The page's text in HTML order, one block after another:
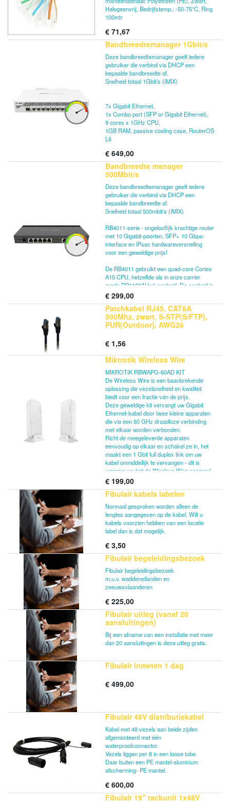
Ondersteuning CCTV-camera: AHD / TVI /
CVI / CVBS
RS485 PTZ-besturing
HDMI & AV invoer / uitvoer
Displaytoetsen met snelle toegangsfunctie
Verwijderbare lithiumbatterij 6300 mAh
USB WiFi / WLAN (optioneel)
Toepassingen: YouTube, RSS, Weer, WEB
TV
IN, BNC OUT, BNC IN, DC OUT, USB
Smart Card Reader
Software-update: USB en HTTP
Halogeenvrij, Bedrijfstemp.: -50-75°C, Ring
100mtr
€ 71,67
Bandbreedtemanager 1Gbit/s
Deze bandbreedtemanager geeft iedere
gebruiker die verbind via DHCP een
bepaalde bandbreedte af.
Snelheid totaal 1Gbit/s (IMIX)
7x Gigabit Ethernet,
1x Combo port (SFP or Gigabit Ethernet),
9 cores x 1GHz CPU,
1GB RAM, passive cooling case, RouterOS
L6
€ 649,00
Bandbreedte manager
500Mbit/s
Deze bandbreedtemanager geeft iedere
gebruiker die verbind via DHCP een
bepaalde bandbreedte af.
Snelheid totaal 500mbit/s (IMIX)
RB4011-serie - ongelooflijk krachtige router
met 10 Gigabit-poorten, SFP+ 10 Gbps-
interface en IPsec hardwareversnelling
voor een geweldige prijs!
De RB4011 gebruikt een quad-core Cortex
A15 CPU, hetzelfde als in onze carrier
grade RB1100AHx4-eenheid. De eenheid is
uitgerust met 1 GB RAM, kan PoE-uitvoer
leveren op poort #10 en wordt geleverd met
een compacte en professioneel ogende
solide metalen behuizing in matzwart.
twee rackmontageoren die het apparaat
bevestigen.
€ 299,00
Patchkabel RJ45, CAT6A
500Mhz, zwart, S-STP(S/FTP),
PUR(Outdoor), AWG26
€ 1,56
Miktrotik Wireless Wire
MIKROTIK RBWAPG-60AD KIT
De Wireless Wire is een baanbrekende
oplossing die vezelsnelheid en kwaliteit
biedt voor een fractie van de prijs.
Deze geweldige kit vervangt uw Gigabit
Ethernet-kabel door twee kleine apparaten
die via een 60 GHz draadloze verbinding
met elkaar worden verbonden.
Richt de meegeleverde apparaten
eenvoudig op elkaar en schakel ze in, het
maakt een 1 Gbit full duplex link om uw
kabel onmiddellijk te vervangen - dit is
waarom we het de Wireless Wire noemen!
De Wireless Wire maakt veilige AES
gecodeerde 60 GHz draadloze verbinding
die niet wordt beïnvloed door het drukke
WiFi-spectrum en biedt een stabiele en
snelle verbinding voor afstanden van 200
meter of meer. De doos bevat twee
wAP60G-apparaten die al aan elkaar zijn
gekoppeld, een wandmontageset, riemen
voor paalmontage en ook een paar
tafelstandaards om de apparaten
binnenshuis te gebruiken. De link werkt
zelfs door de meeste vensters, afhankelijk
van het materiaal.
€ 199,00
Fibulair kabels labelen
Normaal gesproken worden alleen de
lengtes aangegeven op de kabel. Wilt u
kabels voorzien hebben van een locatie
label dan is dat mogelijk.
€ 3,50
Fibulair begeleidingsbezoek
Fibulair begeleidingsbezoek
m.u.v. waddeneilanden en
zeeuwsvlaanderen
€ 225,00
Fibulair uitleg (vanaf 20
aansluitingen)
Bij een afname van een installatie met meer
dan 20 aansluitingen is deze uitleg gratis.
Fibulair inmeten 1 dag
€ 499,00
Fibulair 48V distributiekabel
Kabel met 48 vezels aan beide zijden
afgemonteerd met één
waterproofconnector.
Vezels liggen per 8 in een loose tube.
Daar buiten een PE mantel-aluminium
afscherming- PE mantel.
€ 600,00
Fibulair 19" rackunit 1x48V